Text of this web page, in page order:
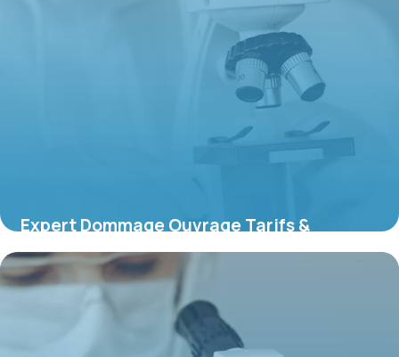
Expert Dommage Ouvrage Tarifs &
Services 2026
9 juin 2026